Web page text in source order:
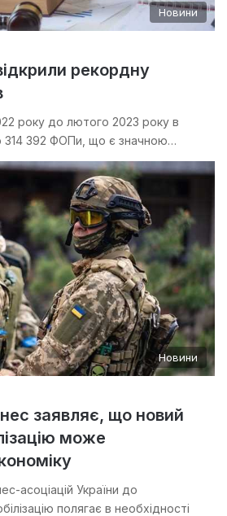
Новини
рекордну
року до лютого 2023 року в
314 392 ФОПи, що є значною…
Новини
заявляє, що новий
може
асоціацій України до
полягає в необхідності